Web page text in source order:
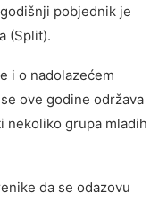
pobjednik je
(Split).
i o nadolazećem
ove godine održava
nekoliko grupa mladih
da se odazovu